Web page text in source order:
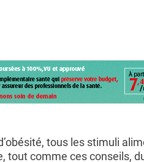
tous les stimuli
tout comme ces conseils,